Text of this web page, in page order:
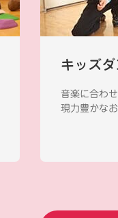
キッズ
音楽に合わ
現力豊かな